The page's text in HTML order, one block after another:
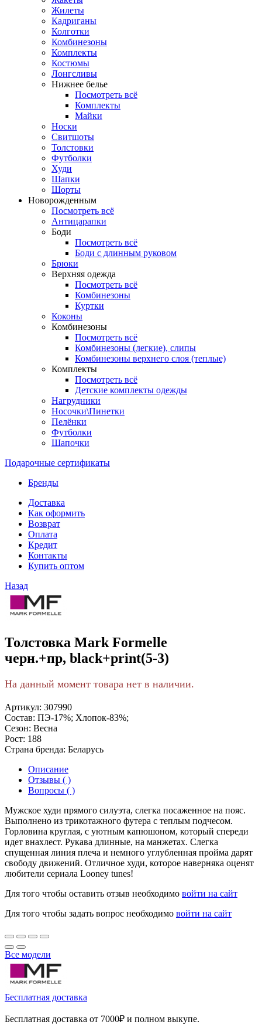
Жилеты
Кадриганы
Колготки
Комбинезоны
Комплекты
Костюмы
Лонгсливы
Нижнее белье
Посмотреть всё
Комплекты
Майки
Носки
Свитшоты
Толстовки
Футболки
Худи
Шапки
Шорты
Новорожденным
Посмотреть всё
Антицарапки
Боди
Посмотреть всё
Боди с длинным руковом
Брюки
Верхняя одежда
Посмотреть всё
Комбинезоны
Куртки
Коконы
Комбинезоны
Посмотреть всё
Комбинезоны (легкие), слипы
Комбинезоны верхнего слоя (теплые)
Комплекты
Посмотреть всё
Детские комплекты одежды
Нагрудники
Носочки\Пинетки
Пелёнки
Футболки
Шапочки
Подарочные сертификаты
Бренды
Доставка
Как оформить
Возврат
Оплата
Кредит
Контакты
Купить оптом
Назад
Толстовка Mark Formelle
черн.+пр, black+print(5-3)
На данный момент товара нет в наличии.
Артикул: 307990
Состав: ПЭ-17%; Хлопок-83%;
Сезон: Весна
Рост: 188
Страна бренда: Беларусь
Описание
Отзывы ( )
Вопросы ( )
Мужское худи прямого силуэта, слегка посаженное на пояс.
Выполнено из трикотажного футера с теплым подчесом.
Горловина круглая, с уютным капюшоном, который спереди
идет внахлест. Рукава длинные, на манжетах. Слегка
спущенная линия плеча и немного углубленная пройма дарят
свободу движений. Отличное худи, которое наверняка оценят
любители сериала Looney tunes!
Для того чтобы оставить отзыв необходимо войти на сайт
Для того чтобы задать вопрос необходимо войти на сайт
Все модели
Бесплатная доставка
Бесплатная доставка от 7000₽ и полном выкупе.